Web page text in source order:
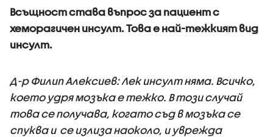
Всъщност става въпрос за пациент с
хеморагичен инсулт. Това е най-тежкият вид
инсулт.
Д-р Филип Алексиев: Лек инсулт няма. Всичко,
което удря мозъка е тежко. В този случай
това се получава, когато съд в мозъка се
спуква и се излиза наоколо, и уврежда